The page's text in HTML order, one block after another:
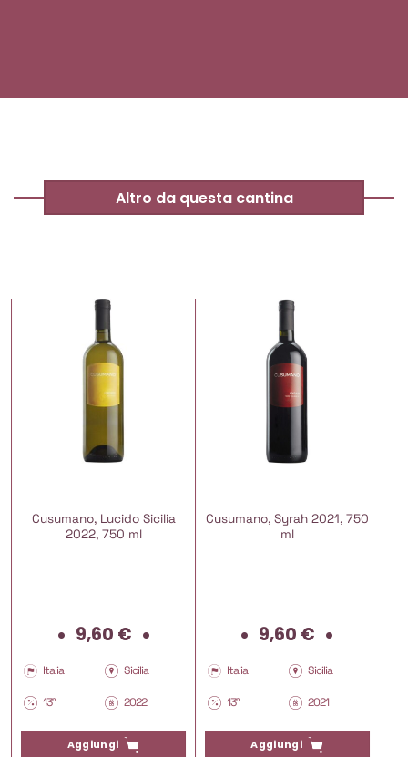
Altro da questa cantina
Cusumano, Lucido Sicilia
2022, 750 ml
9,60 €
Italia Sicilia
13° 2022
Aggiungi
Cusumano, Syrah 2021, 750
ml
9,60 €
Italia Sicilia
13° 2021
Aggiungi